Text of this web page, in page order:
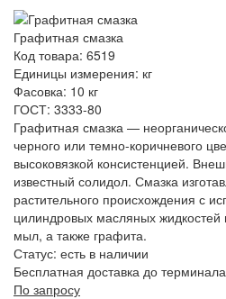
Графитная смазка
Код товара: 6519
Единицы измерения: кг
Фасовка: 10 кг
ГОСТ: 3333-80
Графитная смазка —
черного или темно-коричневого
высоковязкой консистенцией.
известный солидол. Смазка
растительного происхождения с
цилиндровых масляных
мыл, а также графита.
Статус: есть в наличии
Бесплатная доставка до
По запросу